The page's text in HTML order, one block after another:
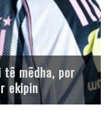
mëdha, por
ekipin